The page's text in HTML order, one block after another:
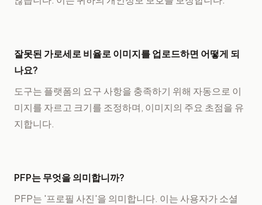
잘못된 가로세로 비율로 이미지를 업로드하면 어떻게 되
나요?
도구는 플랫폼의 요구 사항을 충족하기 위해 자동으로 이
미지를 자르고 크기를 조정하며, 이미지의 주요 초점을 유
지합니다.
PFP는 무엇을 의미합니까?
PFP는 '프로필 사진'을 의미합니다. 이는 사용자가 소셜